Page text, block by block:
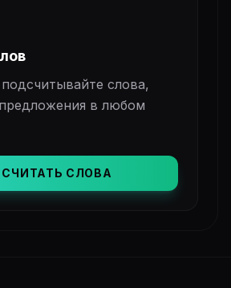
слова,
в любом
СЧИТАТЬ СЛОВА